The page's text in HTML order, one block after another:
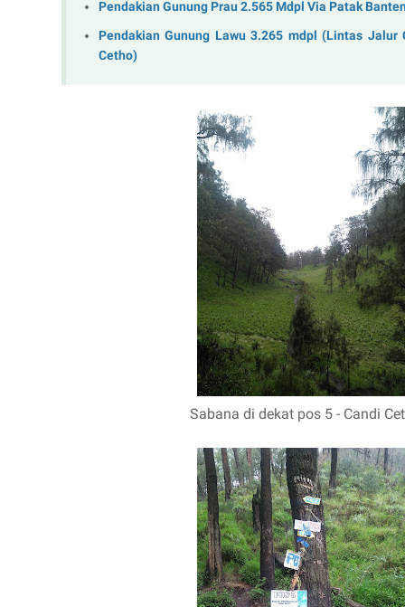
Pendakian Gunung Prau 2.565 Mdpl Via Patak
Pendakian Gunung Lawu 3.265 mdpl (Lintas Jalur
Cetho)
Sabana di dekat pos 5 - Candi